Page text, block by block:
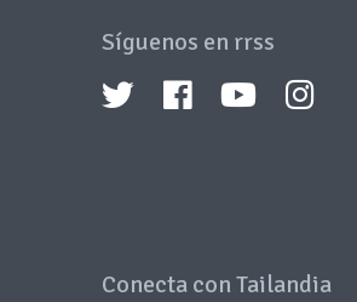
Síguenos en rrss
Conecta con Tailandia